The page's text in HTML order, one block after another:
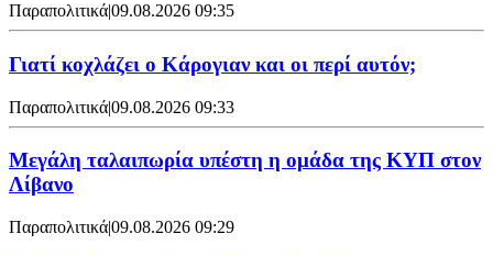
Παραπολιτικά|09.08.2026 09:35
Γιατί κοχλάζει ο Κάρογιαν και οι περί αυτόν;
Παραπολιτικά|09.08.2026 09:33
Μεγάλη ταλαιπωρία υπέστη η ομάδα της ΚΥΠ στον
Λίβανο
Παραπολιτικά|09.08.2026 09:29